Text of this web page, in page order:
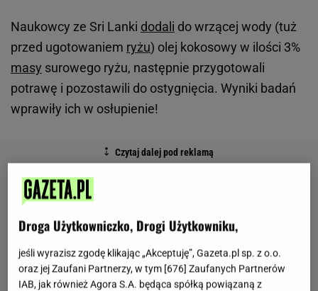
Naukowcy ze Sri Lanki dodali do wrzącej wody (tuż
przed ugotowaniem ryżu) olej kokosowy w ilości 3%
masy surowego ryżu, następnie przygotowali
potrawę i pozostawili do ostygnięcia. Wyniki badań
wprawiły ich w osłupienie!
Droga Użytkowniczko, Drogi Użytkowniku,
jeśli wyrazisz zgodę klikając „Akceptuję”, Gazeta.pl sp. z o.o.
oraz jej Zaufani Partnerzy, w tym [676] Zaufanych Partnerów
IAB, jak również Agora S.A. będąca spółką powiązaną z